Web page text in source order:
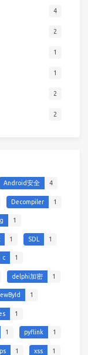
4
2
1
1
2
2
Android安全 4
Decompiler 1
1
1 SDL 1
c 1
delphi加密 1
1
1
1 pyflink 1
1 xss 1